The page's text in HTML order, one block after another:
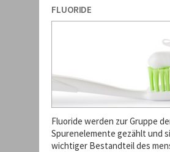
FLUORIDE
Fluoride werden zur Gruppe
Spurenelemente gezählt und
wichtiger Bestandteil des